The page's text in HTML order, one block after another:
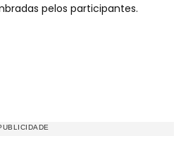
pelos participantes.